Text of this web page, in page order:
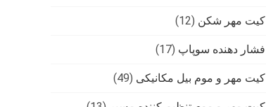
کیت مهر شکن (12)
فشار دهنده سوپاپ (17)
کیت مهر و موم بیل مکانیکی (49)